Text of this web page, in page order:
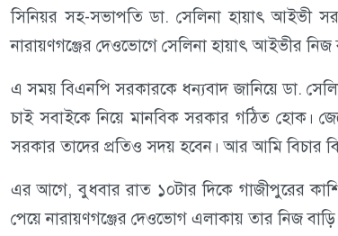
সিনিয়র সহ-সভাপতি ডা. সেলিনা হায়াৎ আইভী
নারায়ণগঞ্জের দেওভোগে সেলিনা হায়াৎ আইভীর নিজ
এ সময় বিএনপি সরকারকে ধন্যবাদ জানিয়ে ডা.
চাই সবাইকে নিয়ে মানবিক সরকার গঠিত হোক।
সরকার তাদের প্রতিও সদয় হবেন। আর আমি বিচার
এর আগে, বুধবার রাত ১০টার দিকে গাজীপুরের
পেয়ে নারায়ণগঞ্জের দেওভোগ এলাকায় তার নিজ